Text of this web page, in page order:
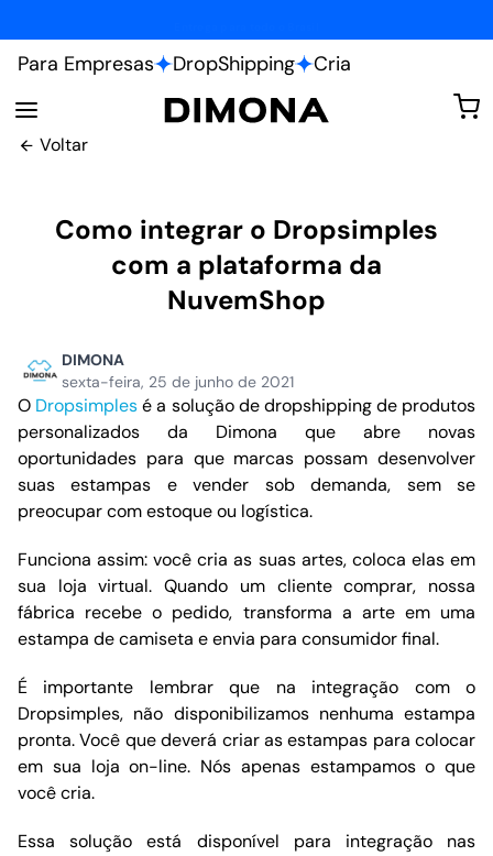
Para Empresas DropShipping Cria
Voltar
Como integrar o Dropsimples
com a plataforma da
NuvemShop
DIMONA
sexta-feira, 25 de junho de 2021
O Dropsimplesé a solução de dropshipping de produtos
personalizados da Dimona que abre novas
oportunidades para que marcas possam desenvolver
suas estampas e vender sob demanda, sem se
preocupar com estoque ou logística.
Funciona assim: você cria as suas artes, coloca elas em
sua loja virtual. Quando um cliente comprar, nossa
fábrica recebe o pedido, transforma a arte em uma
estampa de camiseta e envia para consumidor final.
É importante lembrar que na integração com o
Dropsimples, não disponibilizamos nenhuma estampa
pronta. Você que deverá criar as estampas para colocar
em sua loja on-line. Nós apenas estampamos o que
você cria.
Essa solução está disponível para integração nas